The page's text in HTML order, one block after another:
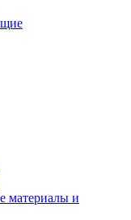
материалы и